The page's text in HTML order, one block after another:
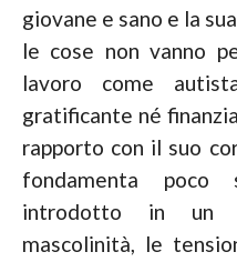
giovane e sano e la
le cose non vanno
lavoro come
gratificante né
rapporto con il suo
fondamenta poco
introdotto in un
mascolinità, le